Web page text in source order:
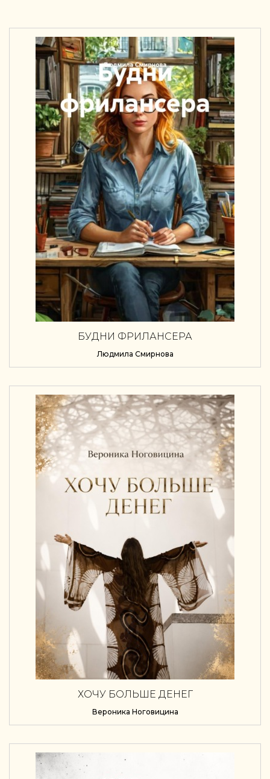
БУДНИ ФРИЛАНСЕРА
Людмила Смирнова
ХОЧУ БОЛЬШЕ ДЕНЕГ
Вероника Ноговицина